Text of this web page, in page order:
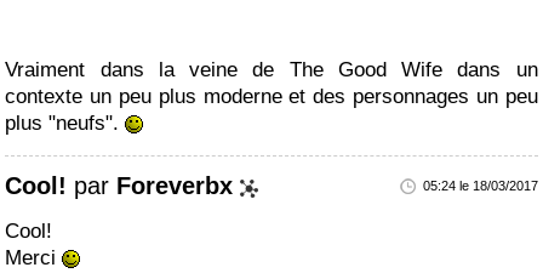
Vraiment dans la veine de The Good Wife dans un
contexte un peu plus moderne et des personnages un peu
plus "neufs".
Cool! par Foreverbx 05:24 le 18/03/2017
Cool!
Merci